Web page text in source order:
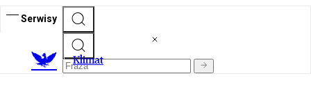
Serwisy
Klimat